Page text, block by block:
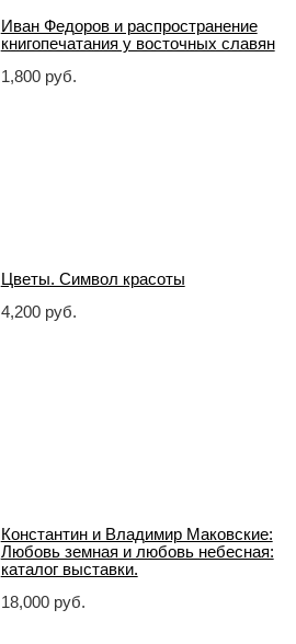
Иван Федоров и распространение
книгопечатания у восточных славян
1,800 руб.
Цветы. Символ красоты
4,200 руб.
Константин и Владимир Маковские:
Любовь земная и любовь небесная:
каталог выставки.
18,000 руб.